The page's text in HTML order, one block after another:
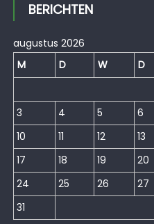
BERICHTEN
augustus 2026
M
D W D
3
4 5 6
10
11 12 13
17
18 19 20
24
25 26 27
31